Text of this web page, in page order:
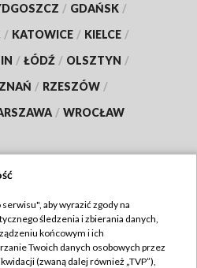
/ GDAŃSK /
/ KATOWICE / KIELCE /
/ ŁÓDŹ / OLSZTYN /
/ RZESZÓW /
/ WROCŁAW
TVP
TVP
aby wyrazić zgody na
śledzenia i zbierania danych,
końcowym i ich
Twoich danych osobowych przez
(zwaną dalej również „TVP”),